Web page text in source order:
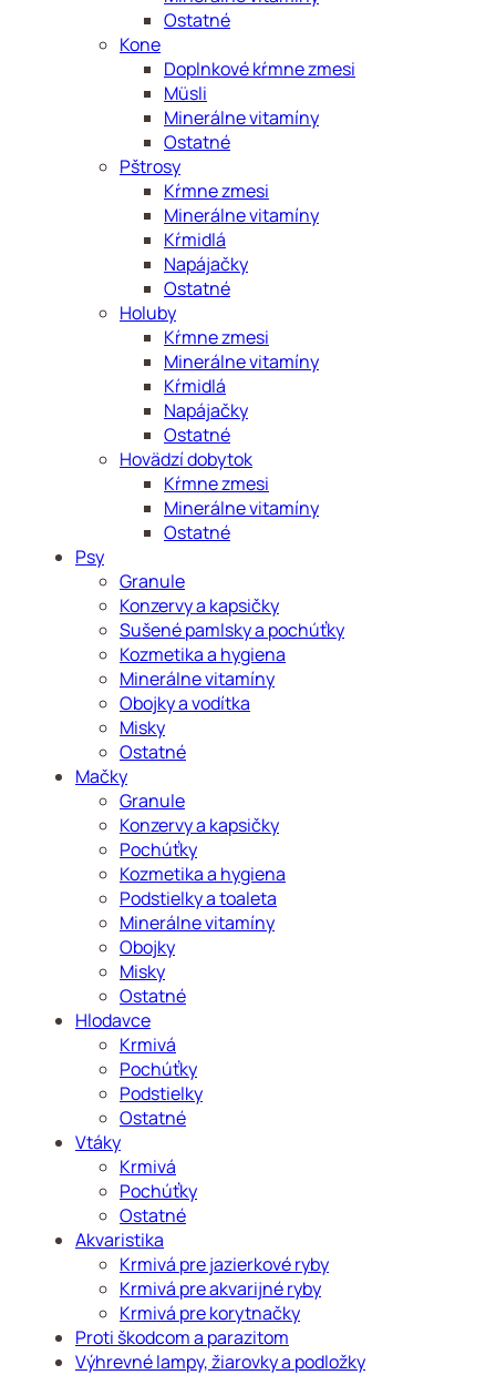
Ostatné
Kone
Doplnkové kŕmne zmesi
Müsli
Minerálne vitamíny
Ostatné
Pštrosy
Kŕmne zmesi
Minerálne vitamíny
Kŕmidlá
Napájačky
Ostatné
Holuby
Kŕmne zmesi
Minerálne vitamíny
Kŕmidlá
Napájačky
Ostatné
Hovädzí dobytok
Kŕmne zmesi
Minerálne vitamíny
Ostatné
Psy
Granule
Konzervy a kapsičky
Sušené pamlsky a pochúťky
Kozmetika a hygiena
Minerálne vitamíny
Obojky a vodítka
Misky
Ostatné
Mačky
Granule
Konzervy a kapsičky
Pochúťky
Kozmetika a hygiena
Podstielky a toaleta
Minerálne vitamíny
Obojky
Misky
Ostatné
Hlodavce
Krmivá
Pochúťky
Podstielky
Ostatné
Vtáky
Krmivá
Pochúťky
Ostatné
Akvaristika
Krmivá pre jazierkové ryby
Krmivá pre akvarijné ryby
Krmivá pre korytnačky
Proti škodcom a parazitom
Výhrevné lampy, žiarovky a podložky